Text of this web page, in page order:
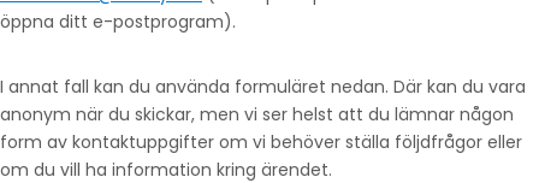
öppna ditt e-postprogram).
I annat fall kan du använda formuläret nedan. Där kan du vara
anonym när du skickar, men vi ser helst att du lämnar någon
form av kontaktuppgifter om vi behöver ställa följdfrågor eller
om du vill ha information kring ärendet.